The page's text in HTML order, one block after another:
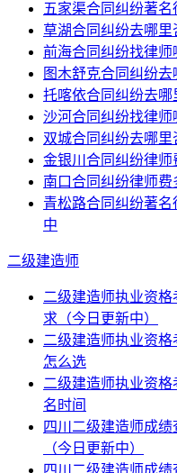
五家渠合同纠纷著
草湖合同纠纷去哪
前海合同纠纷找律
图木舒克合同纠纷
托喀依合同纠纷去
沙河合同纠纷找律
双城合同纠纷去哪
金银川合同纠纷律
南口合同纠纷律师
青松路合同纠纷著
中
二级建造师
二级建造师执业资
求（今日更新中）
二级建造师执业资
怎么选
二级建造师执业资格
名时间
四川二级建造师成
（今日更新中）